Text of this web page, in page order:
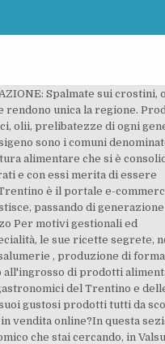
Spalmate sui crostini,
rendono unica la regione.
olii, prelibatezze di ogni
sono i comuni
alimentare che si è
e con essi merita di essere
è il portale e-
passando di
Per motivi gestionali ed
le sue ricette segrete,
, produzione di
all'ingrosso di prodotti
del Trentino e
suoi gustosi prodotti tutti da
vendita online?In questa
che stai cercando, in